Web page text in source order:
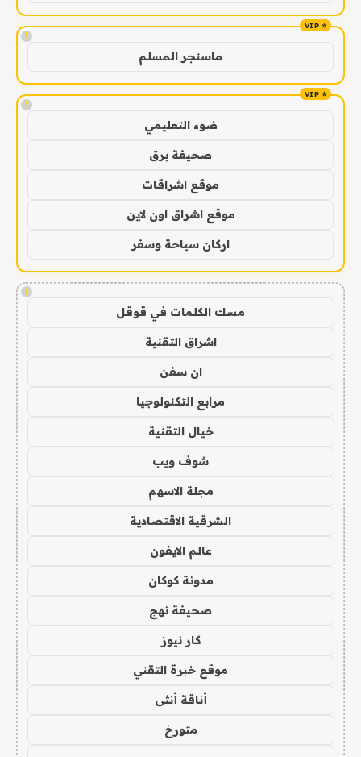
!
ماسنجر المسلم
!
ضوء التعليمي
صحيفة برق
موقع اشراقات
موقع اشراق اون لاين
اركان سياحة وسفر
!
مسك الكلمات في قوقل
اشراق التقنية
ان سفن
مرابع التكنولوجيا
خيال التقنية
شوف ويب
مجلة الاسهم
الشرقية الاقتصادية
عالم الايفون
مدونة كوكان
صحيفة نهج
كار نيوز
موقع خبرة التقني
أناقة أنثى
متورخ